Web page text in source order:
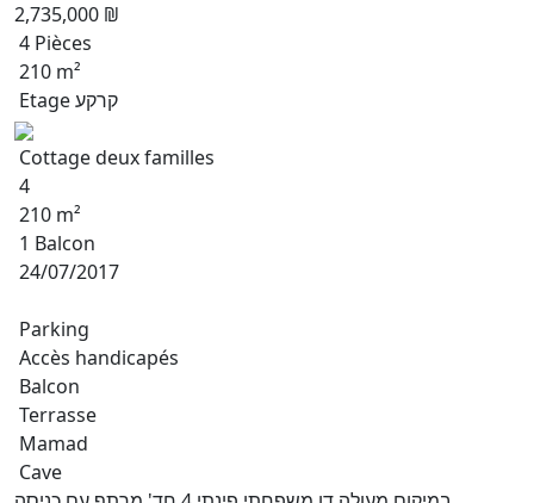
2,735,000 ₪
4 Pièces
210 m²
Etage קרקע
Cottage deux familles
4
210 m²
1 Balcon
24/07/2017
Parking
Accès handicapés
Balcon
Terrasse
Mamad
Cave